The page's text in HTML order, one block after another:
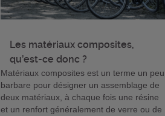
Les matériaux composites,
qu’est-ce donc ?
Matériaux composites est un terme un peu
barbare pour désigner un assemblage de
deux matériaux, à chaque fois une résine
et un renfort généralement de verre ou de